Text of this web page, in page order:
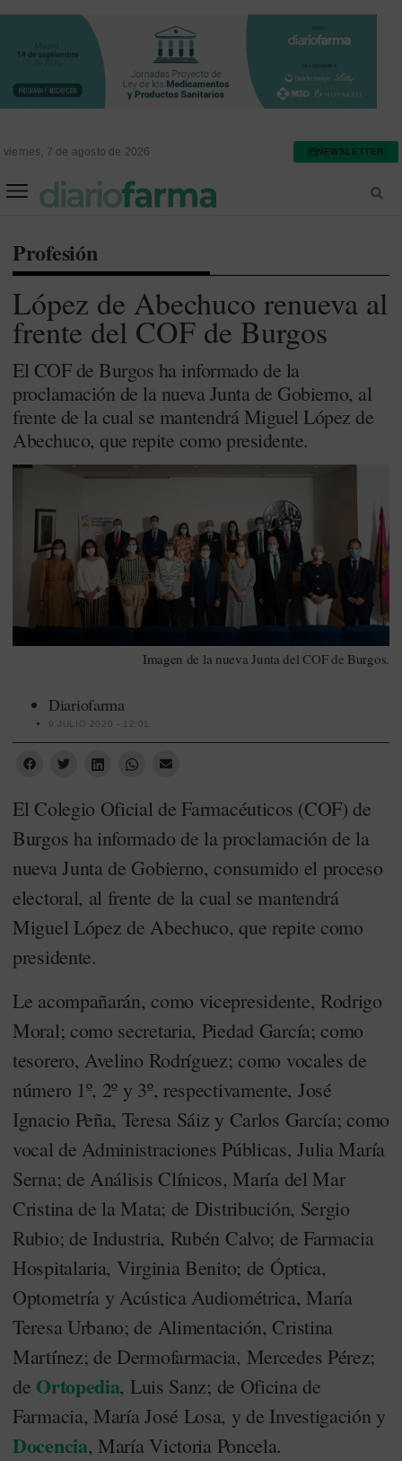
viernes, 7 de agosto de 2026 NEWSLETTER
Profesión
López de Abechuco renueva al
frente del COF de Burgos
El COF de Burgos ha informado de la
proclamación de la nueva Junta de Gobierno, al
frente de la cual se mantendrá Miguel López de
Abechuco, que repite como presidente.
Imagen de la nueva Junta del COF de Burgos.
Diariofarma
9 JULIO 2020 - 12:01
El Colegio Oficial de Farmacéuticos (COF) de
Burgos ha informado de la proclamación de la
nueva Junta de Gobierno, consumido el proceso
electoral, al frente de la cual se mantendrá
Miguel López de Abechuco, que repite como
presidente.
Le acompañarán, como vicepresidente, Rodrigo
Moral; como secretaria, Piedad García; como
tesorero, Avelino Rodríguez; como vocales de
número 1º, 2º y 3º, respectivamente, José
Ignacio Peña, Teresa Sáiz y Carlos García; como
vocal de Administraciones Públicas, Julia María
Serna; de Análisis Clínicos, María del Mar
Cristina de la Mata; de Distribución, Sergio
Rubio; de Industria, Rubén Calvo; de Farmacia
Hospitalaria, Virginia Benito; de Óptica,
Optometría y Acústica Audiométrica, María
Teresa Urbano; de Alimentación, Cristina
Martínez; de Dermofarmacia, Mercedes Pérez;
de Ortopedia, Luis Sanz; de Oficina de
Farmacia, María José Losa, y de Investigación y
Docencia, María Victoria Poncela.